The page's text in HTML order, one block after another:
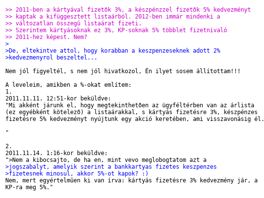
>> 2011-ben a kártyával fizetõk 3%, a készpénzzel fizetõk 5% kedvezményt
>> kaptak a kifüggesztett listaárból. 2012-ben immár mindenki a
>> változatlan összegû listaárat fizeti.
>> Szerintem kártyásoknak ez 3%, KP-soknak 5% többlet fizetnivaló
>> 2011-hez képest. Nem?
>
>De, eltekintve attol, hogy korabban a keszpenzeseknek adott 2%
>kedvezmenyrol beszeltel...
Nem jól figyeltél, s nem jól hivatkozol, Én ilyet sosem állítottam!!!
A leveleim, amikben a %-okat említem:
1.
2011.11.11. 12:51-kor beküldve:
"Mi akként járunk el, hogy megtekinthetõen az ügyféltérben van az árlista
(ez egyébként kötelezõ) a listaárakkal, s kártyás fizetésre 3%, készpénzes
fizetésre 5% kedvezményt nyújtunk egy akció keretében, ami visszavonásig él.
"
2.
2011.11.14. 1:16-kor beküldve:
>jogszabalyt, amelyik szerint a bankkartyas fizetes keszpenzes
>fizetesnek minosul, akkor 5%-ot kapok? :)
Nem, mert egyértelmûen ki van írva: kártyás fizetésre 3% kedvezmény jár, a
KP-ra meg 5%."